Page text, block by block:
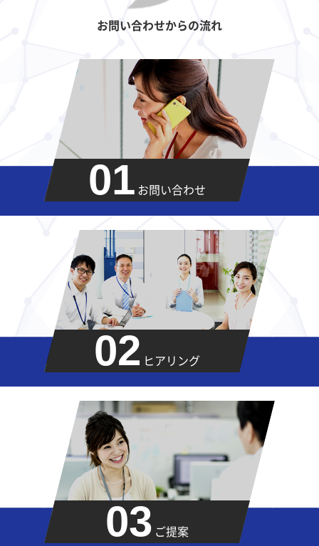
お問い合わせからの流れ
01 お問い合わせ
02 ヒアリング
03 ご提案